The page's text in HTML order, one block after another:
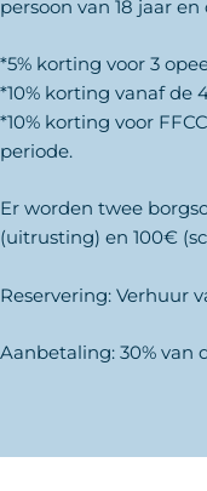
persoon van 18 jaar en
*5% korting voor 3
*10% korting vanaf de
*10% korting voor
periode.
Er worden twee
(uitrusting) en 100€
Reservering: Verhuur
Aanbetaling: 30% van